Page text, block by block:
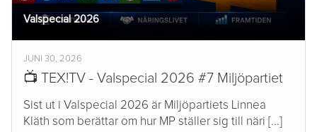
Valspecial 2026
JUNI 30, 2026
📺 TEX!TV - Valspecial 2026 #7 Miljöpartiet
Sist ut i Valspecial 2026 är Miljöpartiets Linnea
Kläth som berättar om hur MP ställer sig till näri [...]